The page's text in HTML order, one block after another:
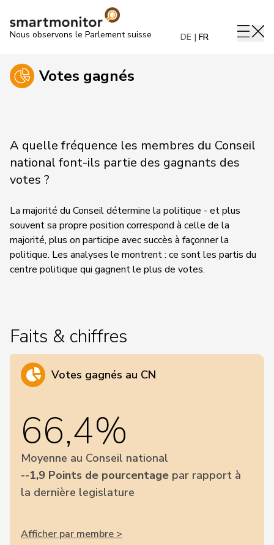
Nous observons le Parlement suisse DE FR
Votes gagnés
A quelle fréquence les membres du Conseil
national font-ils partie des gagnants des
votes ?
La majorité du Conseil détermine la politique - et plus
souvent sa propre position correspond à celle de la
majorité, plus on participe avec succès à façonner la
politique. Les analyses le montrent : ce sont les partis du
centre politique qui gagnent le plus de votes.
Faits & chiffres
Votes gagnés au CN
66,4%
Moyenne au Conseil national
--1,9 Points de pourcentage par rapport à
la dernière legislature
Afficher par membre >